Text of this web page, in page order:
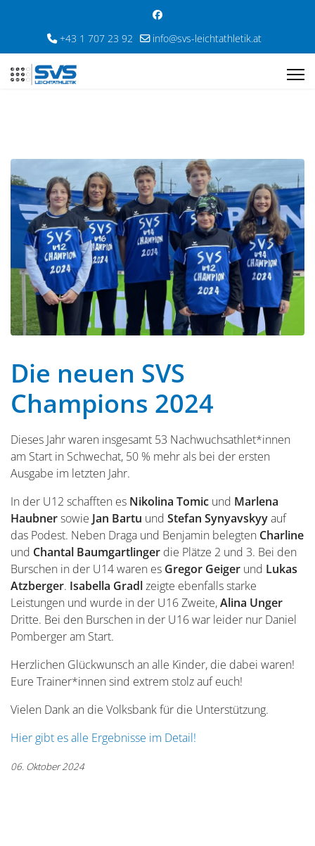
+43 1 707 23 92 info@svs-leichtathletik.at
Die neuen SVS
Champions 2024
Dieses Jahr waren insgesamt 53 Nachwuchsathlet*innen
am Start in Schwechat, 50 % mehr als bei der ersten
Ausgabe im letzten Jahr.
In der U12 schafften es Nikolina Tomic und Marlena
Haubnersowie Jan Bartu und Stefan Synyavskyyauf
das Podest. Neben Draga und Benjamin belegten Charline
und Chantal Baumgartlinger die Plätze 2 und 3. Bei den
Burschen in der U14 waren es Gregor Geiger und Lukas
Atzberger. Isabella Gradlzeigte ebenfalls starke
Leistungen und wurde in der U16 Zweite,Alina Unger
Dritte. Bei den Burschen in der U16 war leider nur Daniel
Pomberger am Start.
Herzlichen Glückwunsch an alle Kinder, die dabei waren!
Eure Trainer*innen sind extrem stolz auf euch!
Vielen Dank an die Volksbank für die Unterstützung.
Hier gibt es alle Ergebnisse im Detail!
06. Oktober 2024